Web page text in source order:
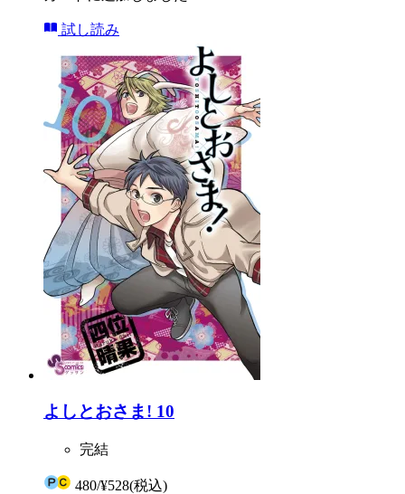
試し読み
よしとおさま! 10
完結
480/¥528(税込)